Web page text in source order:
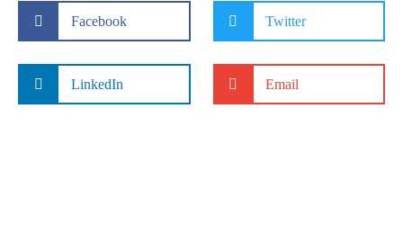
Facebook Twitter
LinkedIn Email